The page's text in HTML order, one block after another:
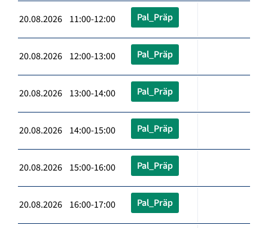
20.08.2026 11:00-12:00 Pal_Präp
20.08.2026 12:00-13:00 Pal_Präp
20.08.2026 13:00-14:00 Pal_Präp
20.08.2026 14:00-15:00 Pal_Präp
20.08.2026 15:00-16:00 Pal_Präp
20.08.2026 16:00-17:00 Pal_Präp